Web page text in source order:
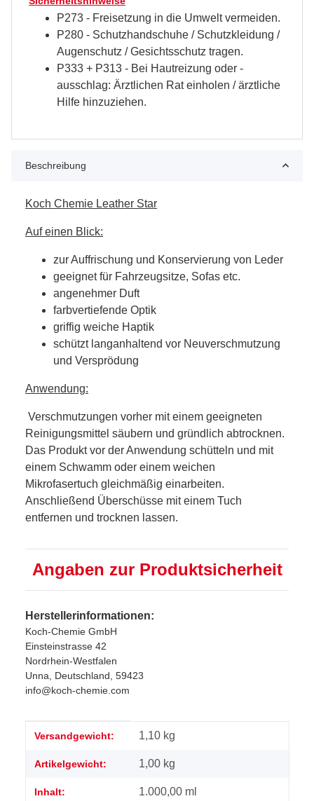
P273 - Freisetzung in die Umwelt vermeiden.
P280 - Schutzhandschuhe / Schutzkleidung /
Augenschutz / Gesichtsschutz tragen.
P333 + P313 - Bei Hautreizung oder -
ausschlag: Ärztlichen Rat einholen / ärztliche
Hilfe hinzuziehen.
Beschreibung
Koch Chemie Leather Star
Auf einen Blick:
zur Auffrischung und Konservierung von Leder
geeignet für Fahrzeugsitze, Sofas etc.
angenehmer Duft
farbvertiefende Optik
griffig weiche Haptik
schützt langanhaltend vor Neuverschmutzung
und Versprödung
Anwendung:
Verschmutzungen vorher mit einem geeigneten
Reinigungsmittel säubern und gründlich abtrocknen.
Das Produkt vor der Anwendung schütteln und mit
einem Schwamm oder einem weichen
Mikrofasertuch gleichmäßig einarbeiten.
Anschließend Überschüsse mit einem Tuch
entfernen und trocknen lassen.
Angaben zur Produktsicherheit
Herstellerinformationen:
Koch-Chemie GmbH
Einsteinstrasse 42
Nordrhein-Westfalen
Unna, Deutschland, 59423
info@koch-chemie.com
Produkteigenschaft
Wert
Versandgewicht: 1,10 kg
Artikelgewicht: 1,00 kg
Inhalt: 1.000,00 ml